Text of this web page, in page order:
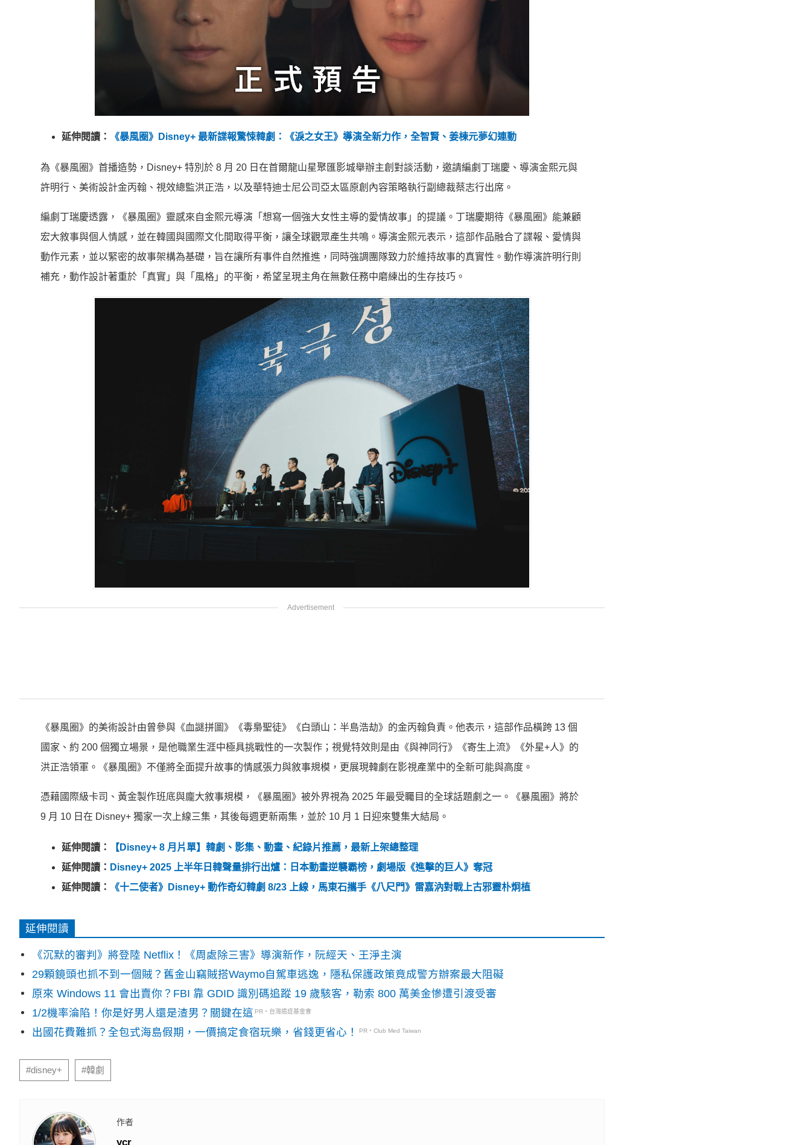
延伸閱讀： 《暴風圈》Disney+ 最新諜報驚悚韓劇：《淚之女王》導演全新力作，全智賢、姜棟元夢幻連動
為《暴風圈》首播造勢，Disney+ 特別於 8 月 20 日在首爾龍山星聚匯影城舉辦主創對談活動，邀請編劇丁瑞慶、導演金熙元與
許明行、美術設計金丙翰、視效總監洪正浩，以及華特迪士尼公司亞太區原創內容策略執行副總裁蔡志行出席。
編劇丁瑞慶透露，《暴風圈》靈感來自金熙元導演「想寫一個強大女性主導的愛情故事」的提議。丁瑞慶期待《暴風圈》能兼顧
宏大敘事與個人情感，並在韓國與國際文化間取得平衡，讓全球觀眾產生共鳴。導演金熙元表示，這部作品融合了諜報、愛情與
動作元素，並以緊密的故事架構為基礎，旨在讓所有事件自然推進，同時強調團隊致力於維持故事的真實性。動作導演許明行則
補充，動作設計著重於「真實」與「風格」的平衡，希望呈現主角在無數任務中磨練出的生存技巧。
《暴風圈》的美術設計由曾參與《血謎拼圖》《毒梟聖徒》《白頭山：半島浩劫》的金丙翰負責。他表示，這部作品橫跨 13 個
國家、約 200 個獨立場景，是他職業生涯中極具挑戰性的一次製作；視覺特效則是由《與神同行》《寄生上流》《外星+人》的
洪正浩領軍。《暴風圈》不僅將全面提升故事的情感張力與敘事規模，更展現韓劇在影視產業中的全新可能與高度。
憑藉國際級卡司、黃金製作班底與龐大敘事規模，《暴風圈》被外界視為 2025 年最受矚目的全球話題劇之一。《暴風圈》將於
9 月 10 日在 Disney+ 獨家一次上線三集，其後每週更新兩集，並於 10 月 1 日迎來雙集大結局。
延伸閱讀：
【Disney+ 8 月片單】韓劇、影集、動畫、紀錄片推薦，最新上架總整理
延伸閱讀： Disney+ 2025 上半年日韓聲量排行出爐：日本動畫逆襲霸榜，劇場版《進擊的巨人》奪冠
延伸閱讀：
《十二使者》Disney+ 動作奇幻韓劇 8/23 上線，馬東石攜手《八尺門》雷嘉汭對戰上古邪靈朴炯植
延伸閱讀
《沉默的審判》將登陸 Netflix！《周處除三害》導演新作，阮經天、王淨主演
29顆鏡頭也抓不到一個賊？舊金山竊賊搭Waymo自駕車逃逸，隱私保護政策竟成警方辦案最大阻礙
原來 Windows 11 會出賣你？FBI 靠 GDID 識別碼追蹤 19 歲駭客，勒索 800 萬美金慘遭引渡受審
1/2機率淪陷！你是好男人還是渣男？關鍵在這 PR・台灣癌症基金會
出國花費難抓？全包式海島假期，一價搞定食宿玩樂，省錢更省心！ PR・Club Med Taiwan
#disney+ #韓劇
作者
ycr